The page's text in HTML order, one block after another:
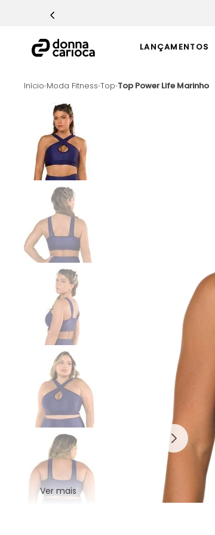
LANÇAMENTOS
Moda Fitness Top Top Power Life Marinho
Ver mais
TERMOS MAIS BUSCADOS
Macacão
Casaco
Epic Vermelho
Conjunto
Macaquinho
Ultimate Rosa
Challenge Azul